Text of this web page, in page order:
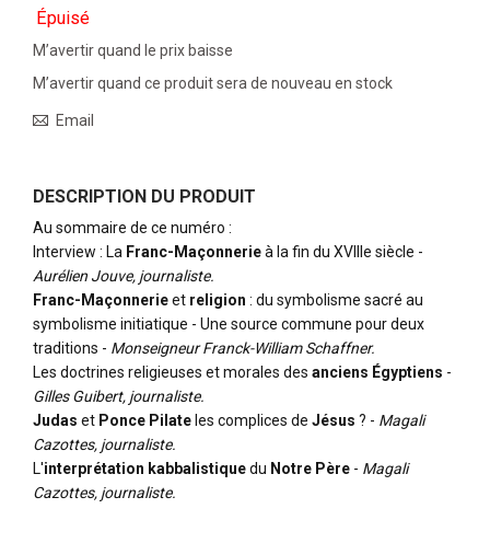
Épuisé
M’avertir quand le prix baisse
M’avertir quand ce produit sera de nouveau en stock
Email
DESCRIPTION DU PRODUIT
Au sommaire de ce numéro :
Interview : La Franc-Maçonnerieà la fin du XVIIIe siècle -
Aurélien Jouve, journaliste.
Franc-Maçonnerieet religion : du symbolisme sacré au
symbolisme initiatique - Une source commune pour deux
traditions - Monseigneur Franck-William Schaffner.
Les doctrines religieuses et morales des anciens Égyptiens -
Gilles Guibert, journaliste.
Judas et Ponce Pilate les complices de Jésus ? - Magali
Cazottes, journaliste.
L'interprétation kabbalistiquedu Notre Père - Magali
Cazottes, journaliste.